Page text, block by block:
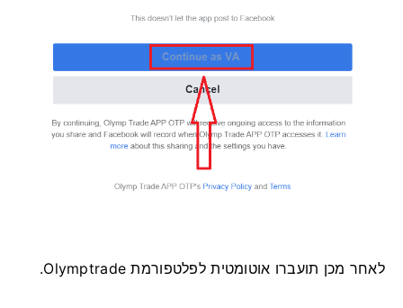
לאחר מכן תועברו אוטומטית לפלטפורמת Olymptrade.